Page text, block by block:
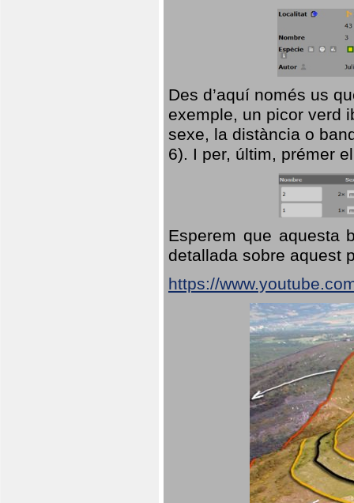
Des d’aquí només us
exemple, un picor verd
sexe, la distància o
6). I per, últim, prémer
Esperem que aquesta
detallada sobre aquest
https://